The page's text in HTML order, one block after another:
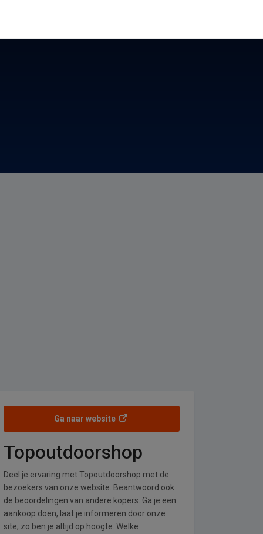
Ga naar website
Topoutdoorshop
Deel je ervaring met Topoutdoorshop met de
bezoekers van onze website. Beantwoord ook
de beoordelingen van andere kopers. Ga je een
aankoop doen, laat je informeren door onze
site, zo ben je altijd op hoogte. Welke